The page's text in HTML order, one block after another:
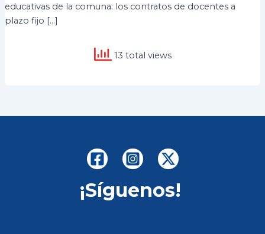
educativas de la comuna: los contratos de docentes a
plazo fijo […]
13 total views
¡Síguenos!